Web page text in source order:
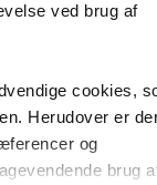
ved brug af
cookies,
Herudover er
og
brug
Højbjerg